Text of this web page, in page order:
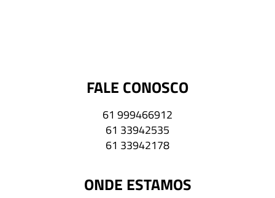
FALE CONOSCO
61 999466912
61 33942535
61 33942178
ONDE ESTAMOS